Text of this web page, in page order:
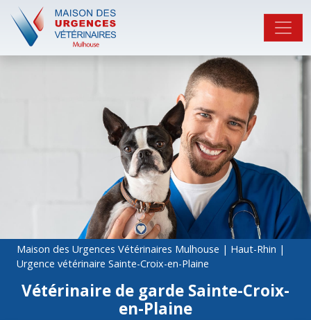
Maison des Urgences Vétérinaires Mulhouse | Haut-Rhin |
Urgence vétérinaire Sainte-Croix-en-Plaine
Vétérinaire de garde Sainte-Croix-
en-Plaine